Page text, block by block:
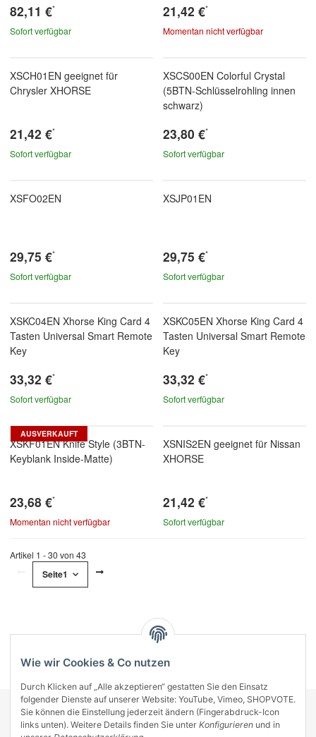
82,11 €*
Sofort verfügbar
21,42 €*
Momentan nicht verfügbar
XSCH01EN geeignet für
Chrysler XHORSE
21,42 €*
Sofort verfügbar
XSCS00EN Colorful Crystal
(5BTN-Schlüsselrohling innen
schwarz)
23,80 €*
Sofort verfügbar
XSFO02EN
29,75 €*
Sofort verfügbar
XSJP01EN
29,75 €*
Sofort verfügbar
XSKC04EN Xhorse King Card 4
Tasten Universal Smart Remote
Key
33,32 €*
Sofort verfügbar
XSKC05EN Xhorse King Card 4
Tasten Universal Smart Remote
Key
33,32 €*
Sofort verfügbar
AUSVERKAUFT
XSKF01EN Knife Style (3BTN-
Keyblank Inside-Matte)
23,68 €*
Momentan nicht verfügbar
XSNIS2EN geeignet für Nissan
XHORSE
21,42 €*
Sofort verfügbar
Artikel 1 - 30 von 43
Seite1
KONTAKT
INFORMATIONEN
Wie wir Cookies & Co nutzen
Durch Klicken auf „Alle akzeptieren“ gestatten Sie den Einsatz
folgender Dienste auf unserer Website: YouTube, Vimeo, SHOPVOTE.
Sie können die Einstellung jederzeit ändern (Fingerabdruck-Icon
links unten). Weitere Details finden Sie unter Konfigurieren und in